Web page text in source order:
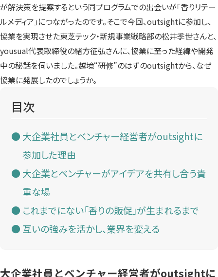
が解決策を提案するという同プログラムでの出会いが「香りリテー
ルメディア」につながったのです。そこで今回、outsightに参加し、
協業を実現させた東芝テック・新規事業戦略部の松井季世さんと、
yousual代表取締役の緒方征弘さんに、協業に至った経緯や開発
中の秘話を伺いました。越境“研修”のはずのoutsightから、なぜ
協業に発展したのでしょうか。
目次
大企業社員とベンチャー経営者がoutsightに
参加した理由
大企業とベンチャーがアイデアを共有し合う貴
重な場
これまでにない「香りの販促」が生まれるまで
互いの強みを活かし、業界を変える
大企業社員とベンチャー経営者がoutsightに